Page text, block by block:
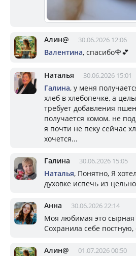
Алин@ 30.06.2026 12:06
Валентина, спасибо🌹💕
Наталья 30.06.2026 15:01
Галина, у меня
хлеб в хлебопечке, а
требует добавления
получается комом. не
я почти не пеку сейчас
хочется...
Галина 30.06.2026 15:05
Наталья, Понятно, Я
духовке испечь из
Анна 30.06.2026 22:14
Моя любимая это сырная
Сохранила себе постную,
Алин@ 01.07.2026 00:50